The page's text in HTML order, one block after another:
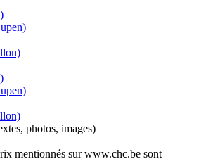
photos, images)
mentionnés sur www.chc.be sont